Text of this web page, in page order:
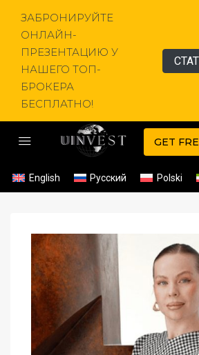
ЗАБРОНИРУЙТЕ
ОНЛАЙН-
ПРЕЗЕНТАЦИЮ У
НАШЕГО ТОП-
БРОКЕРА
БЕСПЛАТНО!
GET
English Русский Polski